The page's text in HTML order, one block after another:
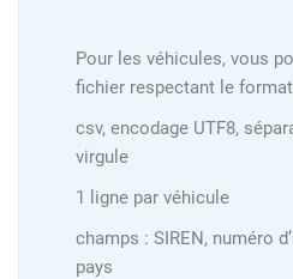
Pour les véhicules, vous
fichier respectant le
csv, encodage UTF8,
virgule
1 ligne par véhicule
champs : SIREN, numéro
pays